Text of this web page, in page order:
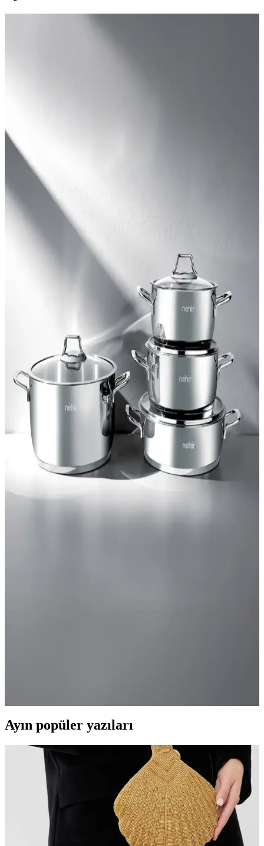
Mutfağınızda düzeni ve erişimi artıran paslanmaz çelik yapışkanlı
raf, baharatlığı ve küçük mutfak gereçlerini hızlıca ulaşılır konuma
getirir. 6–12 saate sabitleme için güvenli montaj önerilir ve yüzey
uyumu vurgulanır.
Yoğurt Mayalama Tencereleri ile Mutfakta Estetik
ve Fonksiyonellik Artışı
Evde doğal yoğurt yapmayı kolaylaştıran şık ve fonksiyonel yoğurt
mayalama tencereleri, sağlıklı yaşam ve dekorasyon uyumu sağlar,
mutfağınıza estetik katarken kullanım kolaylığı sunar.
Gönen Çelik Paslanmaz Çelik Mangal Şişi
Dayanıklı ve Kullanışlı Tasarım Özellikleri
Gönen Çelik'in paslanmaz çelik mangal şişi, dayanıklı yapısı ve
döndürme mekanizmasıyla eşit pişirme sağlar, hijyenik ve uzun
ömürlü kullanım sunar. Müşteri memnuniyeti yüksek, pratik ve
kaliteli bir mangal aksesuarıdır.
Boz Concept Home Yapışkanlı Paslanmaz Mutfak
Rafı: Şık, Dayanıklı ve Çok Amaçlı Düzenleyici
Boz Concept Home yapışkanlı paslanmaz mutfak rafı, duvara delme
olmadan hızlı kurulum ve çok amaçlı kullanım sunar. Baharatlık,
kağıt havlu, sos şişeleri ve diğer mutfak eşyalarını düzenleyerek şık,
dayanıklı ve kolay temizlenebilir bir düzen sağlar.
Vipkitchen Gümüş Paslanmaz Çelik 24 cm
Çay/Kahve Servis Tepsisi 4+ Parça Set
Vipkitchen 24x24 cm ölçülerinde gümüş renkli paslanmaz çelik
Ayın popüler yazıları